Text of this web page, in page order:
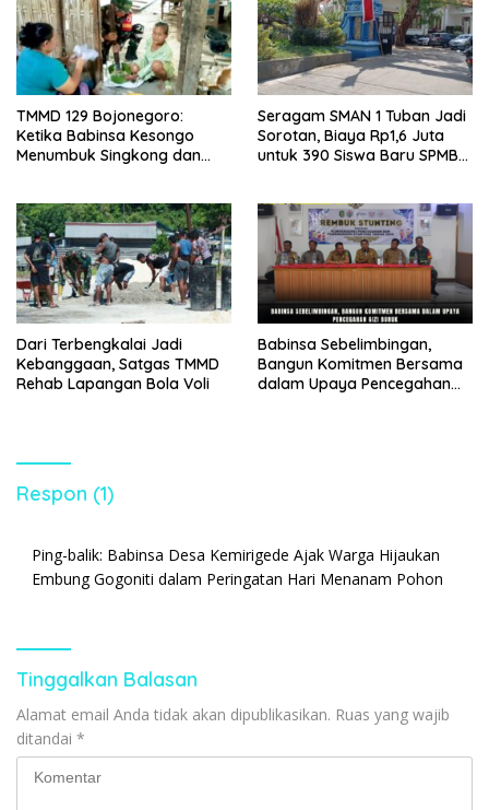
TMMD 129 Bojonegoro:
Ketika Babinsa Kesongo
Menumbuk Singkong dan
Seragam SMAN 1 Tuban Jadi
Sorotan, Biaya Rp1,6 Juta
untuk 390 Siswa Baru SPMB
Dari Terbengkalai Jadi
Kebanggaan, Satgas TMMD
Rehab Lapangan Bola Voli
Babinsa Sebelimbingan,
Bangun Komitmen Bersama
dalam Upaya Pencegahan
Respon (1)
Ping-balik: Babinsa Desa Kemirigede Ajak Warga Hijaukan
Embung Gogoniti dalam Peringatan Hari Menanam Pohon
Tinggalkan Balasan
Alamat email Anda tidak akan dipublikasikan. Ruas yang wajib
ditandai *